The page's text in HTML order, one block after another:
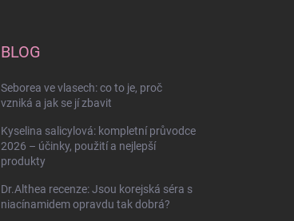
BLOG
Seborea ve vlasech: co to je, proč
vzniká a jak se jí zbavit
Kyselina salicylová: kompletní průvodce
2026 – účinky, použití a nejlepší
produkty
Dr.Althea recenze: Jsou korejská séra s
niacínamidem opravdu tak dobrá?